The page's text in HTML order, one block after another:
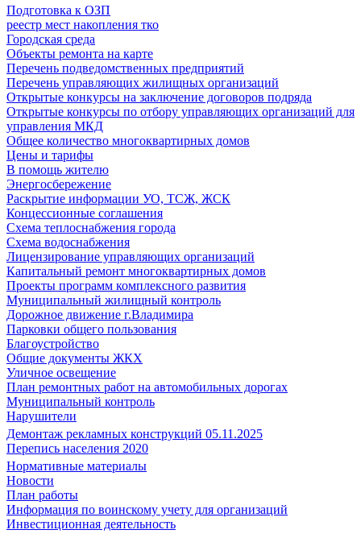
Подготовка к ОЗП
реестр мест накопления тко
Городская среда
Объекты ремонта на карте
Перечень подведомственных предприятий
Перечень управляющих жилищных организаций
Открытые конкурсы на заключение договоров подряда
Открытые конкурсы по отбору управляющих организаций для
управления МКД
Общее количество многоквартирных домов
Цены и тарифы
В помощь жителю
Энергосбережение
Раскрытие информации УО, ТСЖ, ЖСК
Концессионные соглашения
Схема теплоснабжения города
Схема водоснабжения
Лицензирование управляющих организаций
Капитальный ремонт многоквартирных домов
Проекты программ комплексного развития
Муниципальный жилищный контроль
Дорожное движение г.Владимира
Парковки общего пользования
Благоустройство
Общие документы ЖКХ
Уличное освещение
План ремонтных работ на автомобильных дорогах
Муниципальный контроль
Нарушители
Демонтаж рекламных конструкций 05.11.2025
Перепись населения 2020
Нормативные материалы
Новости
План работы
Информация по воинскому учету для организаций
Инвестиционная деятельность